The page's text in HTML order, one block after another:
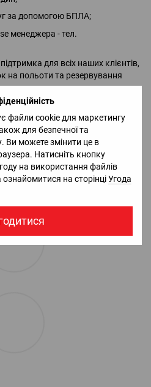
файли cookie для маркетингу
для безпечної та
Ви можете змінити це в
Натисніть кнопку
на використання файлів
на сторінціУгода
за допомогою БПЛА;
менеджера - тел.
для всіх наших клієнтів,
на польоти та резервування
документації та договорів;